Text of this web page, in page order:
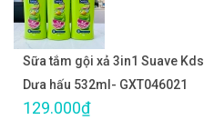
Sữa tắm gội xả 3in1 Suave Kds
Dưa hấu 532ml- GXT046021
129.000₫